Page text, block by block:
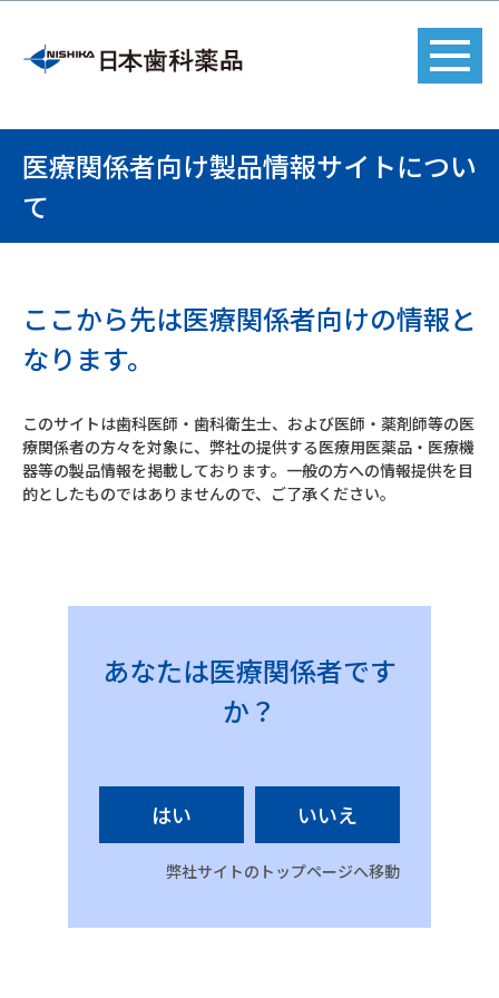
医療関係者向け製品情報サイトについ
て
ここから先は医療関係者向けの情報と
なります。
このサイトは歯科医師・歯科衛生士、および医師・薬剤師等の医
療関係者の方々を対象に、弊社の提供する医療用医薬品・医療機
器等の製品情報を掲載しております。一般の方への情報提供を目
的としたものではありませんので、ご了承ください。
あなたは医療関係者です
か？
はい いいえ
弊社サイトのトップページへ移動